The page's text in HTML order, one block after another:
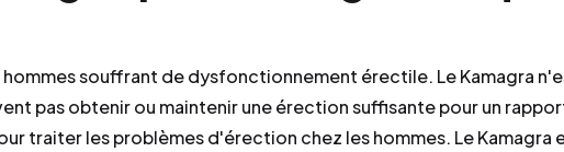
hommes souffrant de dysfonctionnement érectile. Le Kamagra
pas obtenir ou maintenir une érection suffisante pour un
traiter les problèmes d'érection chez les hommes. Le Kamagra